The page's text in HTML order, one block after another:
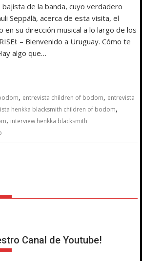
bajista de la banda, cuyo verdadero
Seppälä, acerca de esta visita, el
en su dirección musical a lo largo de los
– Bienvenido a Uruguay. Cómo te
algo que…
, entrevista children of bodom, entrevista
henkka blacksmith children of bodom,
, interview henkka blacksmith
Canal de Youtube!